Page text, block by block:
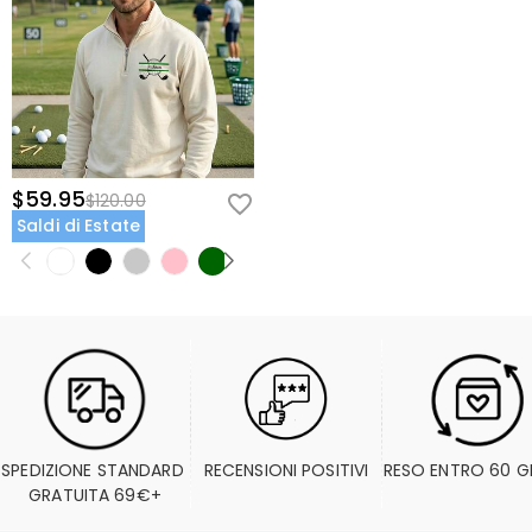
$59.95$120.00
Saldi di Estate
SPEDIZIONE STANDARD
GRATUITA 69€+
RECENSIONI POSITIVI RESO ENTRO 60